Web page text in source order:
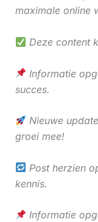
maximale online
Deze content
Informatie
succes.
Nieuwe
groei mee!
Post herzien
kennis.
Informatie